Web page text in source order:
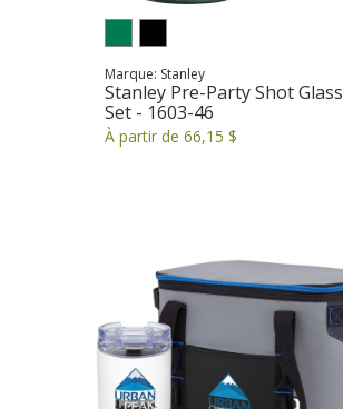
Marque: Stanley
Stanley Pre-Party Shot Glass
Set - 1603-46
À partir de 66,15 $